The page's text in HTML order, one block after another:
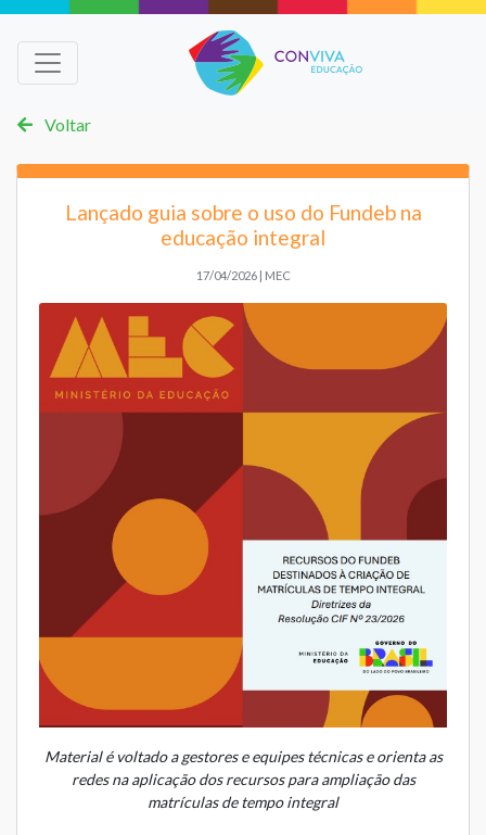
Voltar
Lançado guia sobre o uso do Fundeb na
educação integral
17/04/2026 | MEC
Material é voltado a gestores e equipes técnicas e orienta as
redes na aplicação dos recursos para ampliação das
matrículas de tempo integral